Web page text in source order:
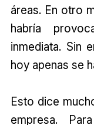
áreas. En otro
habría
inmediata. Sin
hoy apenas se
Esto dice
empresa.